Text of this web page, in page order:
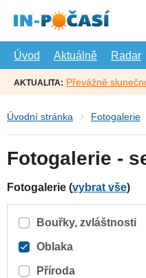
hlavní
Úvod
Aktuálně Radar
AKTUALITA: Převážně
Úvodní stránka Fotogalerie
Fotogalerie -
Fotogalerie (vybrat vše)
Bouřky, zvláštnosti
Oblaka
Příroda